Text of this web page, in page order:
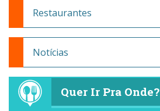
Restaurantes
Notícias
Quer Ir Pra Onde?